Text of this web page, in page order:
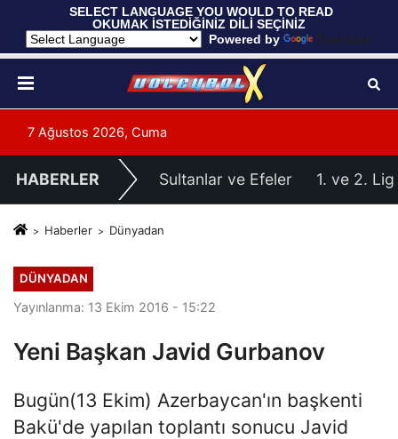
SELECT LANGUAGE YOU WOULD TO READ
OKUMAK İSTEDİĞİNİZ DİLİ SEÇİNİZ
Powered by
Translate
7 Ağustos 2026, Cuma
HABERLER Sultanlar ve Efeler 1. ve 2. Lig
Haberler Dünyadan
DÜNYADAN
Yayınlanma: 13 Ekim 2016 - 15:22
Yeni Başkan Javid Gurbanov
Bugün(13 Ekim) Azerbaycan'ın başkenti
Bakü'de yapılan toplantı sonucu Javid